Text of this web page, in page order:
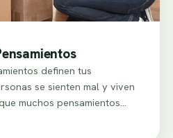
definen tus
se sienten mal y viven
muchos pensamientos